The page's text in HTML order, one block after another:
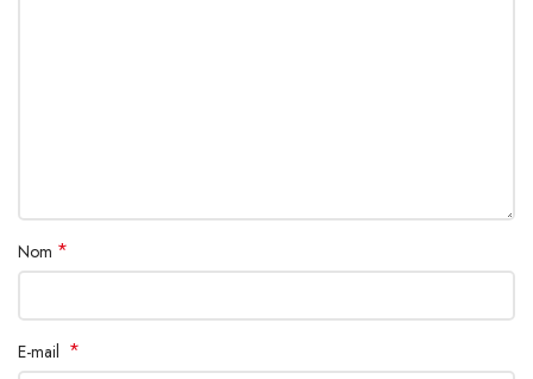
Nom *
E-mail *